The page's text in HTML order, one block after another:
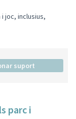
joc, inclusius,
suport
parc i